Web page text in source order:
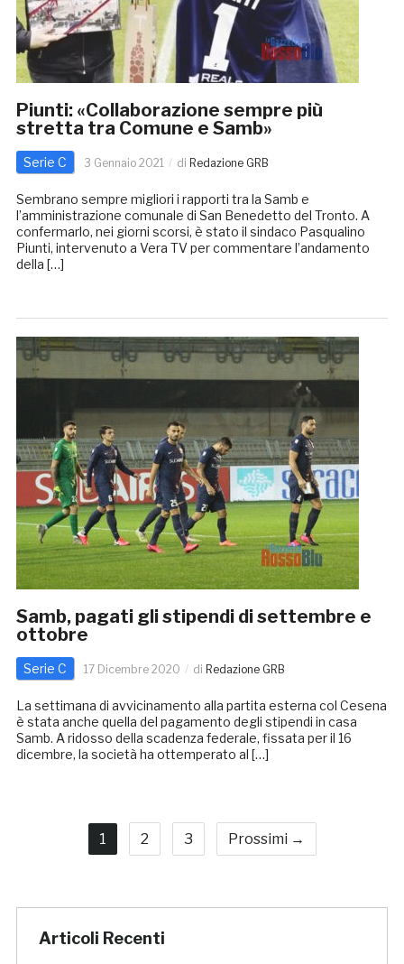
Piunti: «Collaborazione sempre più
stretta tra Comune e Samb»
Serie C 3 Gennaio 2021 di Redazione GRB
Sembrano sempre migliori i rapporti tra la Samb e
l’amministrazione comunale di San Benedetto del Tronto. A
confermarlo, nei giorni scorsi, è stato il sindaco Pasqualino
Piunti, intervenuto a Vera TV per commentare l’andamento
della […]
Samb, pagati gli stipendi di settembre e
ottobre
Serie C 17 Dicembre 2020 di Redazione GRB
La settimana di avvicinamento alla partita esterna col Cesena
è stata anche quella del pagamento degli stipendi in casa
Samb. A ridosso della scadenza federale, fissata per il 16
dicembre, la società ha ottemperato al […]
1 2 3 Prossimi →
Articoli Recenti